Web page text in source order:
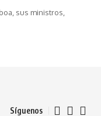
sus ministros,
Síguenos